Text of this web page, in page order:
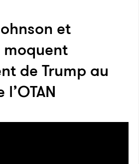
et
moquent
de Trump au